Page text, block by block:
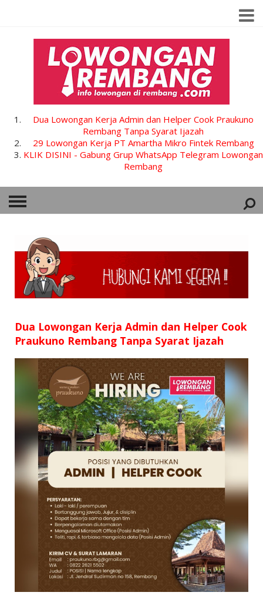
Dua Lowongan Kerja Admin dan Helper Cook Praukuno
Rembang Tanpa Syarat Ijazah
29 Lowongan Kerja PT Amartha Mikro Fintek Rembang
KLIK DISINI - Gabung Grup WhatsApp Telegram Lowongan
Rembang
HOME
SMP
D3
SURAT LAMARAN
RIWAYAT HIDUP
Dua Lowongan Kerja Admin dan Helper Cook
Praukuno Rembang Tanpa Syarat Ijazah